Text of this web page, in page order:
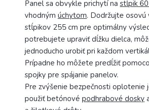
Panel sa obvykle prichytí na stĺpik
vhodným úchytom. Dodržujte osovú
stĺpikov 255 cm pre optimálny
potrebujete upraviť dĺžku dielca,
jednoducho urobiť pri každom
Prípadne ho môžete predĺžiť
spojky pre spájanie panelov.
Pre zvýšenie bezpečnosti oplotenie
použiť betónové podhrabové dosky